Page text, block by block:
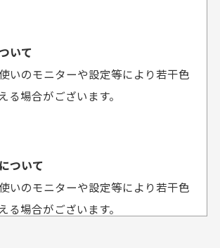
くお願い
イント
得に購
ントも使
おります
欲しかったスカートが購
しは、ゆうパックでの配送のみとさせて
す。
らどれくらいで発送してもらえます
までのご注文で最短当日発送させて頂いて
ります。
いて
いのモニターや設定等により若干色
る場合がございます。
ついて
いのモニターや設定等により若干色
る場合がございます。